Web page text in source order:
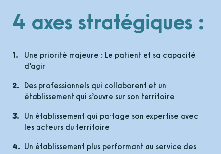
4 axes stratégiques :
Une priorité majeure : Le patient et sa capacité
d’agir
Des professionnels qui collaborent et un
établissement qui s’ouvre sur son territoire
Un établissement qui partage son expertise avec
les acteurs du territoire
Un établissement plus performant au service des